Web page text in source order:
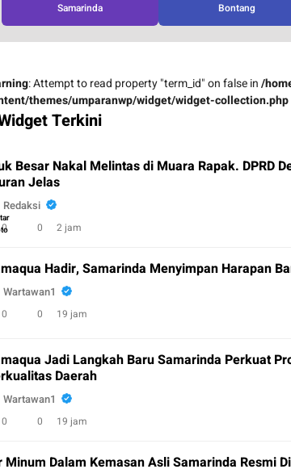
Samarinda Bontang
: Attempt to read property "term_id" on false in/
themes/umparanwp/widget/widget-collection.php
Terkini
Besar Nakal Melintas di Muara Rapak. DPRD
Jelas
Redaksi
0 0 2 jam
Hadir, Samarinda Menyimpan Harapan
Wartawan1
0 0 19 jam
Jadi Langkah Baru Samarinda Perkuat
Daerah
Wartawan1
0 0 19 jam
Minum Dalam Kemasan Asli Samarinda Resmi